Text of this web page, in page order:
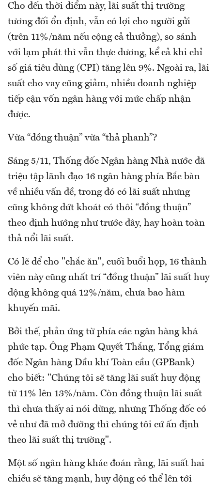
Cho đến thời điểm này, lãi suất thị trường
tương đối ổn định, vẫn có lợi cho người gửi
(trên 11%/năm nếu cộng cả thưởng), so sánh
với lạm phát thì vẫn thực dương, kể cả khi chỉ
số giá tiêu dùng (CPI) tăng lên 9%. Ngoài ra, lãi
suất cho vay cũng giảm, nhiều doanh nghiệp
tiếp cận vốn ngân hàng với mức chấp nhận
được.
Vừa “đồng thuận” vừa “thả phanh”?
Sáng 5/11, Thống đốc Ngân hàng Nhà nước đã
triệu tập lãnh đạo 16 ngân hàng phía Bắc bàn
về nhiều vấn đề, trong đó có lãi suất nhưng
cũng không dứt khoát có thôi “đồng thuận”
theo định hướng như trước đây, hay hoàn toàn
thả nổi lãi suất.
Có lẽ để cho "chắc ăn", cuối buổi họp, 16 thành
viên này cũng nhất trí “đồng thuận” lãi suất huy
động không quá 12%/năm, chưa bao hàm
khuyến mãi.
Bởi thế, phản ứng từ phía các ngân hàng khá
phức tạp. Ông Phạm Quyết Thắng, Tổng giám
đốc Ngân hàng Dầu khí Toàn cầu (GPBank)
cho biết: "Chúng tôi sẽ tăng lãi suất huy động
từ 11% lên 13%/năm. Còn đồng thuận lãi suất
thì chưa thấy ai nói dừng, nhưng Thống đốc có
vẻ như đã mở đường thì chúng tôi cứ ấn định
theo lãi suất thị trường".
Một số ngân hàng khác đoán rằng, lãi suất hai
chiều sẽ tăng mạnh, huy động có thể lên tới